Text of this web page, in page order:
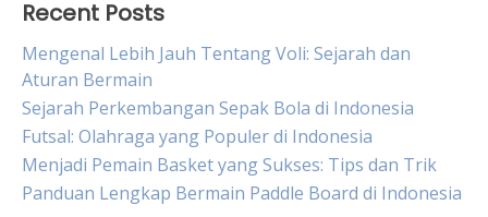
Recent Posts
Mengenal Lebih Jauh Tentang Voli: Sejarah dan
Aturan Bermain
Sejarah Perkembangan Sepak Bola di Indonesia
Futsal: Olahraga yang Populer di Indonesia
Menjadi Pemain Basket yang Sukses: Tips dan Trik
Panduan Lengkap Bermain Paddle Board di Indonesia